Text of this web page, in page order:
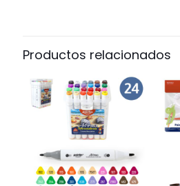
Productos relacionados